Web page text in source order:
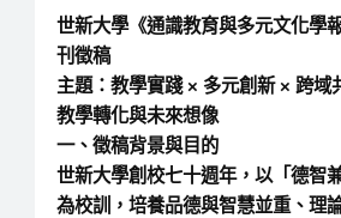
世新大學《通識教育與多元文化學
刊徵稿
主題： 教學實踐 × 多元創新 × 跨域
教學轉化與未來想像
一、徵稿背景與目的
世新大學創校七十週年，以「德智
為校訓，培養品德與智慧並重、理